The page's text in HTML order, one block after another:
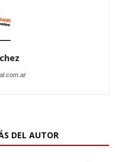
DEL AUTOR